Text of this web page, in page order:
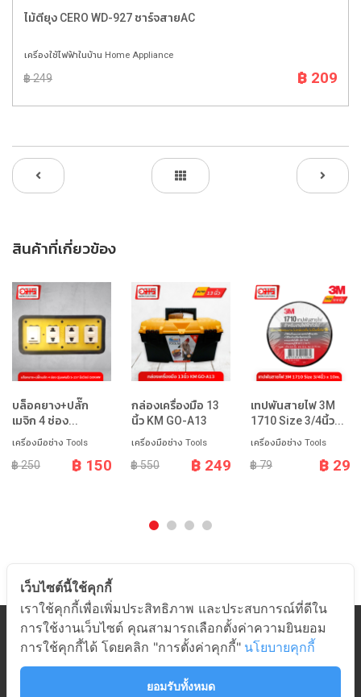
ไม้ตียุง CERO WD-927 ชาร์จสายAC
เครื่องใช้ไฟฟ้าในบ้าน Home Appliance
฿ 249 ฿ 209
สินค้าที่เกี่ยวข้อง
บล็อคยาง+ปลั๊ก
เมจิก 4 ช่อง...
เครื่องมือช่าง Tools
฿ 250 ฿ 150
กล่องเครื่องมือ 13
นิ้ว KM GO-A13
เครื่องมือช่าง Tools
฿ 550 ฿ 249
เทปพันสายไฟ 3M
1710 Size 3/4นิ้ว...
เครื่องมือช่าง Tools
฿ 79 ฿ 29
หมวดสินค้า
เกี่ยวกับอมร
ช่วยเหลือ
เว็บไซต์นี้ใช้คุกกี้
เราใช้คุกกี้เพื่อเพิ่มประสิทธิภาพ และประสบการณ์ที่ดีใน
การใช้งานเว็บไซต์ คุณสามารถเลือกตั้งค่าความยินยอม
การใช้คุกกี้ได้ โดยคลิก "การตั้งค่าคุกกี้" นโยบายคุกกี้
ยอมรับทั้งหมด